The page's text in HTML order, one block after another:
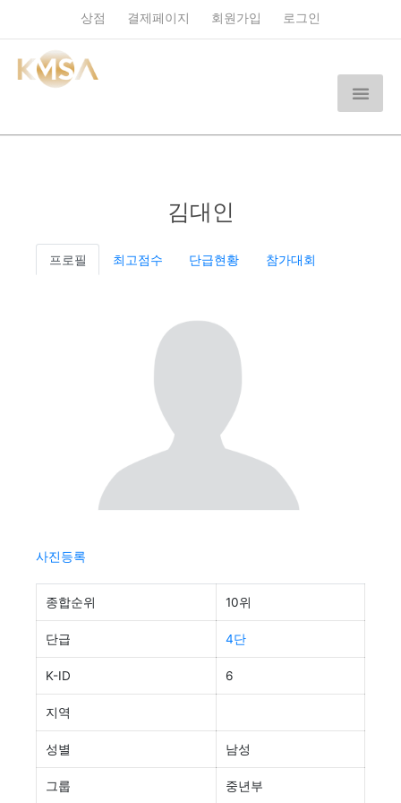
상점 결제페이지 회원가입 로그인
김대인
프로필 최고점수 단급현황 참가대회
사진등록
종합순위 10위
단급 4단
K-ID 6
지역
성별 남성
그룹 중년부